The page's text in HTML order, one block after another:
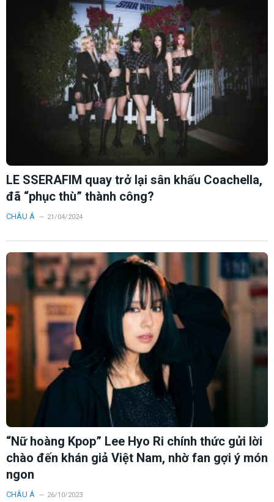
LE SSERAFIM quay trở lại sân khấu Coachella,
đã “phục thù” thành công?
CHÂU Á 21/04/2024
“Nữ hoàng Kpop” Lee Hyo Ri chính thức gửi lời
chào đến khán giả Việt Nam, nhờ fan gợi ý món
ngon
CHÂU Á 26/10/2023